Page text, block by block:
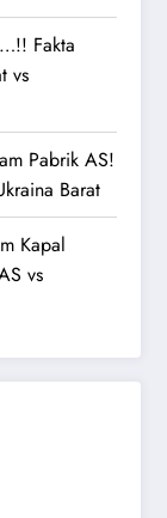
Fakta
vs
Pabrik AS!
Barat
Kapal
vs